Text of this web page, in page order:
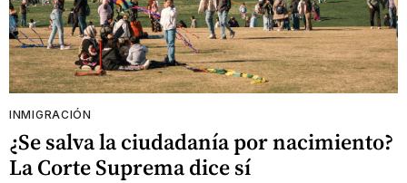
INMIGRACIÓN
¿Se salva la ciudadanía por nacimiento?
La Corte Suprema dice sí